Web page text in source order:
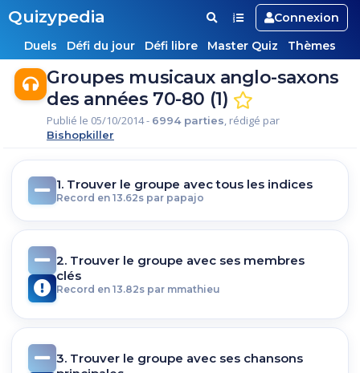
Quizypedia
Connexion
Duels
Défi du jour Défi libre Master Quiz Thèmes
Groupes musicaux anglo-saxons
des années 70-80 (1)
Publié le 05/10/2014 - 6994 parties, rédigé par
Bishopkiller
1. Trouver le groupe avec tous les indices
Record en 13.62s par papajo
2. Trouver le groupe avec ses membres
clés
Record en 13.82s par mmathieu
3. Trouver le groupe avec ses chansons